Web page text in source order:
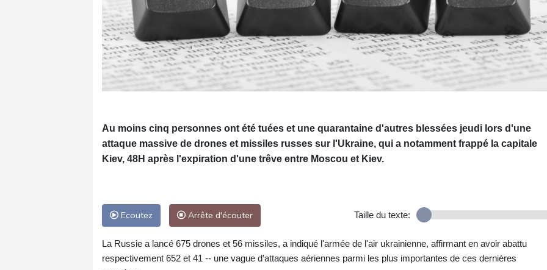
Au moins cinq personnes ont été tuées et une quarantaine d'autres blessées jeudi lors d'une
attaque massive de drones et missiles russes sur l'Ukraine, qui a notamment frappé la capitale
Kiev, 48H après l'expiration d'une trêve entre Moscou et Kiev.
Ecoutez Arrête d'écouter Taille du texte:
La Russie a lancé 675 drones et 56 missiles, a indiqué l'armée de l'air ukrainienne, affirmant en avoir abattu
respectivement 652 et 41 -- une vague d'attaques aériennes parmi les plus importantes de ces dernières